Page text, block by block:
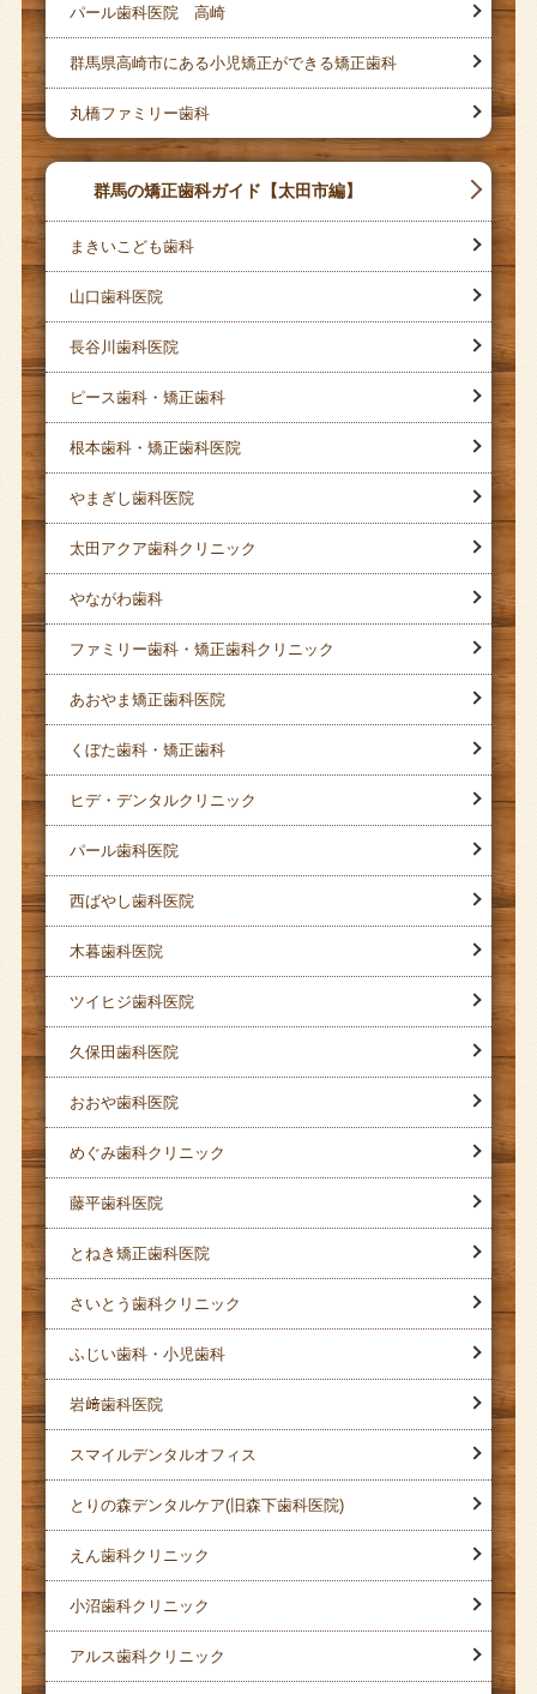
パール歯科医院 高崎
群馬県高崎市にある小児矯正ができる矯正歯科
丸橋ファミリー歯科
群馬の矯正歯科ガイド【太田市編】
まきいこども歯科
山口歯科医院
長谷川歯科医院
ピース歯科・矯正歯科
根本歯科・矯正歯科医院
やまぎし歯科医院
太田アクア歯科クリニック
やながわ歯科
ファミリー歯科・矯正歯科クリニック
あおやま矯正歯科医院
くぼた歯科・矯正歯科
ヒデ・デンタルクリニック
パール歯科医院
西ばやし歯科医院
木暮歯科医院
ツイヒジ歯科医院
久保田歯科医院
おおや歯科医院
めぐみ歯科クリニック
藤平歯科医院
とねき矯正歯科医院
さいとう歯科クリニック
ふじい歯科・小児歯科
岩﨑歯科医院
スマイルデンタルオフィス
とりの森デンタルケア(旧森下歯科医院)
えん歯科クリニック
小沼歯科クリニック
アルス歯科クリニック